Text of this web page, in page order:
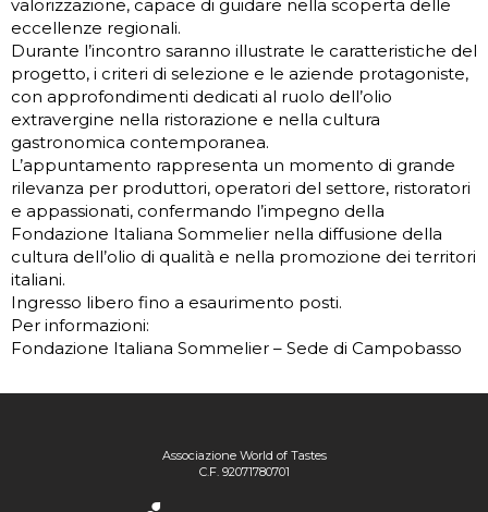
valorizzazione, capace di guidare nella scoperta delle
eccellenze regionali.
Durante l’incontro saranno illustrate le caratteristiche del
progetto, i criteri di selezione e le aziende protagoniste,
con approfondimenti dedicati al ruolo dell’olio
extravergine nella ristorazione e nella cultura
gastronomica contemporanea.
L’appuntamento rappresenta un momento di grande
rilevanza per produttori, operatori del settore, ristoratori
e appassionati, confermando l’impegno della
Fondazione Italiana Sommelier nella diffusione della
cultura dell’olio di qualità e nella promozione dei territori
italiani.
Ingresso libero fino a esaurimento posti.
Per informazioni:
Fondazione Italiana Sommelier – Sede di Campobasso
Associazione World of Tastes
C.F. 92071780701